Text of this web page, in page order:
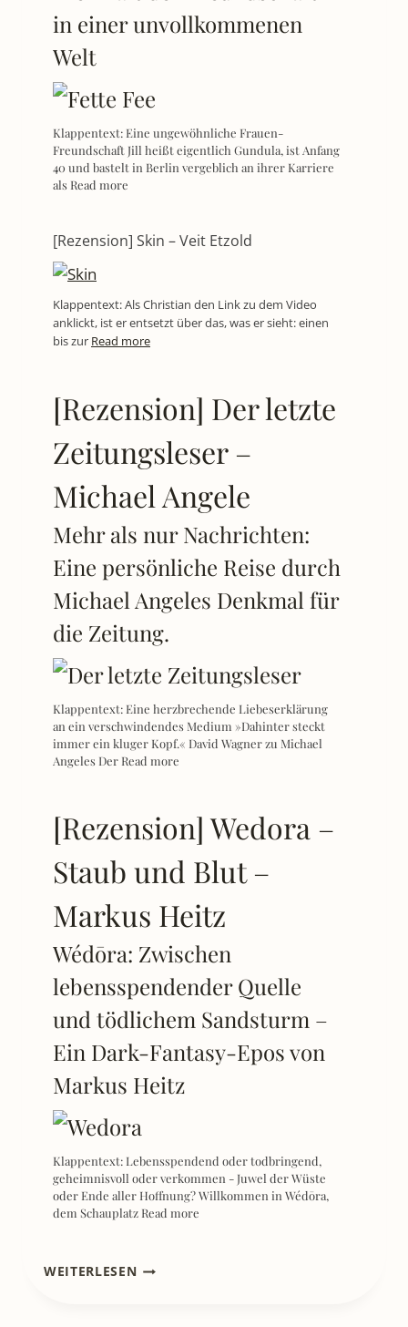
in einer unvollkommenen
Welt
Klappentext: Eine ungewöhnliche Frauen-
Freundschaft Jill heißt eigentlich Gundula, ist Anfang
40 und bastelt in Berlin vergeblich an ihrer Karriere
alsRead more
[Rezension] Skin – Veit Etzold
Klappentext: Als Christian den Link zu dem Video
anklickt, ist er entsetzt über das, was er sieht: einen
bis zur Read more
[Rezension] Der letzte
Zeitungsleser –
Michael Angele
Mehr als nur Nachrichten:
Eine persönliche Reise durch
Michael Angeles Denkmal für
die Zeitung.
Klappentext: Eine herzbrechende Liebeserklärung
an ein verschwindendes Medium »Dahinter steckt
immer ein kluger Kopf.« David Wagner zu Michael
Angeles DerRead more
[Rezension] Wedora –
Staub und Blut –
Markus Heitz
Wédōra: Zwischen
lebensspendender Quelle
und tödlichem Sandsturm –
Ein Dark-Fantasy-Epos von
Markus Heitz
Klappentext: Lebensspendend oder todbringend,
geheimnisvoll oder verkommen - Juwel der Wüste
oder Ende aller Hoffnung? Willkommen in Wédōra,
dem SchauplatzRead more
WEITERLESEN[REZENSION]